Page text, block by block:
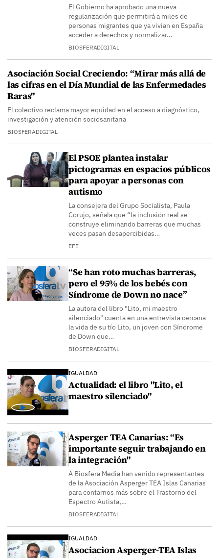
El Gobierno ha aprobado una nueva
regularización que permitirá a miles de
personas migrantes que ya vivían en España
acceder a derechos y normalizar…
BIOSFERADIGITAL
Asociación Social Creciendo: “Mirar más allá de
las cifras en el Día Mundial de las Enfermedades
Raras"
El colectivo reclama mayor equidad en el acceso a diagnóstico,
investigación y atención sociosanitaria
BIOSFERADIGITAL
El PSOE plantea instalar
pictogramas en espacios públicos
para apoyar a personas con
autismo
La consejera del Grupo Socialista, Paula
Corujo, señala que “la inclusión real se
construye eliminando barreras que muchas
veces pasan desapercibidas…
EFE
“Se han roto muchas barreras,
pero el 95% de los bebés con
Síndrome de Down no nace”
La autora del libro "Lito, mi maestro
silenciado" cuenta en una entrevista cercana
la vida de su tío Lito, un joven con Síndrome
de Down que…
BIOSFERADIGITAL
IGUALDAD
Actualidad: el libro "Lito, el
maestro silenciado"
Asperger TEA Canarias: “Es
importante seguir trabajando en
la integración"
A Biosfera Media han venido representantes
de la Asociación Asperger TEA Islas Canarias
para contarnos más sobre el Trastorno del
Espectro Autista,…
BIOSFERADIGITAL
IGUALDAD
Asociacion Asperger-TEA Islas